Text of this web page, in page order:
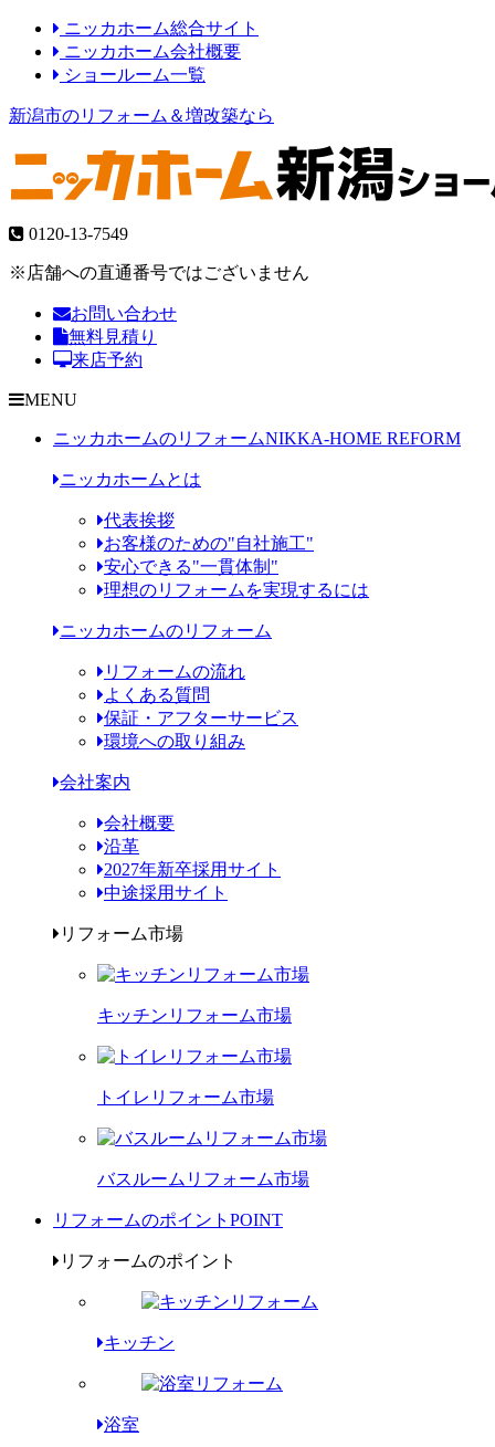
ニッカホーム総合サイト
ニッカホーム会社概要
ショールーム一覧
新潟市のリフォーム＆増改築なら
0120-13-7549
※店舗への直通番号ではございません
お問い合わせ
無料見積り
来店予約
MENU
ニッカホームのリフォームNIKKA-HOME REFORM
ニッカホームとは
代表挨拶
お客様のための"自社施工"
安心できる"一貫体制"
理想のリフォームを実現するには
ニッカホームのリフォーム
リフォームの流れ
よくある質問
保証・アフターサービス
環境への取り組み
会社案内
会社概要
沿革
2027年新卒採用サイト
中途採用サイト
リフォーム市場
キッチンリフォーム市場
トイレリフォーム市場
バスルームリフォーム市場
リフォームのポイント POINT
リフォームのポイント
キッチン
浴室